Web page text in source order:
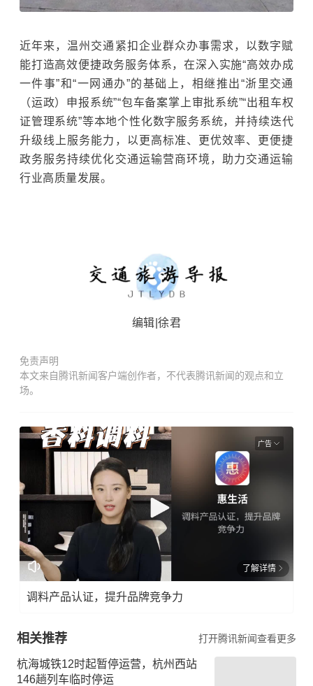
近年来，温州交通紧扣企业群众办事需求，以数字赋
能打造高效便捷政务服务体系，在深入实施“高效办成
一件事”和“一网通办”的基础上，相继推出“浙里交通
（运政）申报系统”“包车备案掌上审批系统”“出租车权
证管理系统”等本地个性化数字服务系统，并持续迭代
升级线上服务能力，以更高标准、更优效率、更便捷
政务服务持续优化交通运输营商环境，助力交通运输
行业高质量发展。
编辑|徐君
免责声明
本文来自腾讯新闻客户端创作者，不代表腾讯新闻的观点和立
场。
广告
了解详情
调料产品认证，提升品牌竞争力
相关推荐 打开腾讯新闻查看更多
杭海城铁12时起暂停运营，杭州西站
146趟列车临时停运